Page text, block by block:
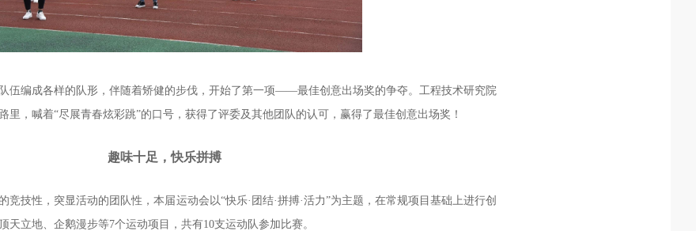
伍编成各样的队形，伴随着矫健的步伐，开始了第一项——最佳创意出场奖的争夺。工程技术研究院
里，喊着“尽展青春炫彩跳”的口号，获得了评委及其他团队的认可，赢得了最佳创意出场奖！
趣味十足，快乐拼搏
竞技性，突显活动的团队性，本届运动会以“快乐·团结·拼搏·活力”为主题，在常规项目基础上进行创
天立地、企鹅漫步等7个运动项目，共有10支运动队参加比赛。